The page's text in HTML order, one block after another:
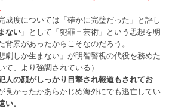
成度については「確かに完璧だった」と評し
ない」 として「犯罪＝芸術」という思想を明
景があったからこそなのだろう。
劇しか生まない」が明智警視の代役を務めた
、より強調されている）
人の顔がしっかり目撃され報道もされてお
良かったかあらかじめ海外にでも逃亡してい
。